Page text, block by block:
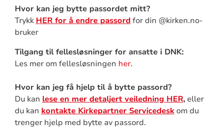
Hvor kan jeg bytte passordet mitt?
Trykk HER for å endre passord for din @kirken.no-
bruker
Tilgang til fellesløsninger for ansatte i DNK:
Les mer om fellesløsningen her.
Hvor kan jeg få hjelp til å bytte passord?
Du kan lese en mer detaljert veiledning HER,eller
du kan kontakte Kirkepartner Servicedeskom du
trenger hjelp med bytte av passord.